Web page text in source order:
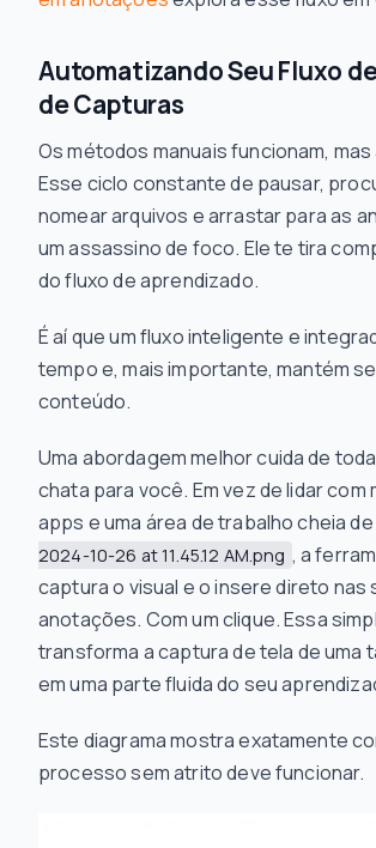
Automatizando Seu Fluxo
de Capturas
Os métodos manuais funcionam,
Esse ciclo constante de pausar,
nomear arquivos e arrastar para as
um assassino de foco. Ele te tira
do fluxo de aprendizado.
É aí que um fluxo inteligente e
tempo e, mais importante, mantém
conteúdo.
Uma abordagem melhor cuida de
chata para você. Em vez de lidar com
apps e uma área de trabalho cheia de
2024-10-26 at 11.45.12 AM.png , a
captura o visual e o insere direto nas
anotações. Com um clique. Essa
transforma a captura de tela de uma
em uma parte fluida do seu
Este diagrama mostra exatamente
processo sem atrito deve funcionar.